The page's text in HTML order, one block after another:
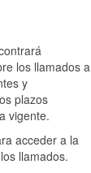
los llamados a
y
plazos
vigente.
acceder a la
llamados.